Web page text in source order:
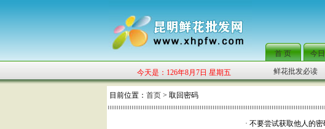
首 页 今
今天是：126年8月7日 星期五 鲜花批发必读
目前位置： 首页 > 取回密码
· 不要尝试获取他人的